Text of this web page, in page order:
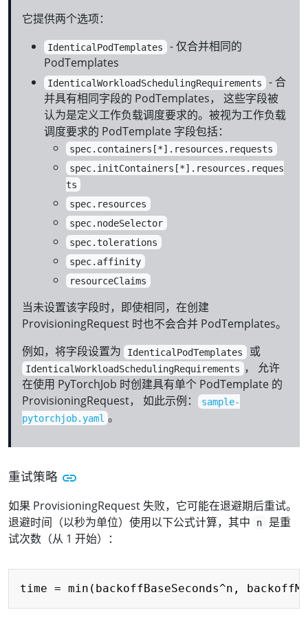
它提供两个选项：
IdenticalPodTemplates - 仅合并相同的
PodTemplates
IdenticalWorkloadSchedulingRequirements - 合
并具有相同字段的 PodTemplates， 这些字段被
认为是定义工作负载调度要求的。被视为工作负载
调度要求的 PodTemplate 字段包括：
spec.containers[*].resources.requests
spec.initContainers[*].resources.reques
ts
spec.resources
spec.nodeSelector
spec.tolerations
spec.affinity
resourceClaims
当未设置该字段时，即使相同，在创建
ProvisioningRequest 时也不会合并 PodTemplates。
例如，将字段设置为
IdenticalPodTemplates 或
IdenticalWorkloadSchedulingRequirements ， 允许
在使用 PyTorchJob 时创建具有单个 PodTemplate 的
ProvisioningRequest， 如此示例：
sample-
pytorchjob.yaml 。
重试策略
如果 ProvisioningRequest 失败，它可能在退避期后重试。
退避时间（以秒为单位）使用以下公式计算，其中
n
是重
试次数（从 1 开始）：